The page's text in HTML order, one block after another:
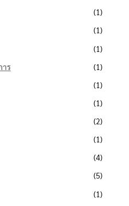
(1)
(1)
(1)
ร
(1)
(1)
(1)
(2)
(1)
(4)
(5)
(1)